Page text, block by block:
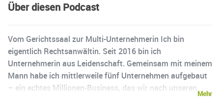
Über diesen Podcast
Vom Gerichtssaal zur Multi-Unternehmerin Ich bin
eigentlich Rechtsanwältin. Seit 2016 bin ich
Unternehmerin aus Leidenschaft. Gemeinsam mit meinem
Mann habe ich mittlerweile fünf Unternehmen aufgebaut
– ein echtes Millionen-Business, das wir nach unseren
Mehr